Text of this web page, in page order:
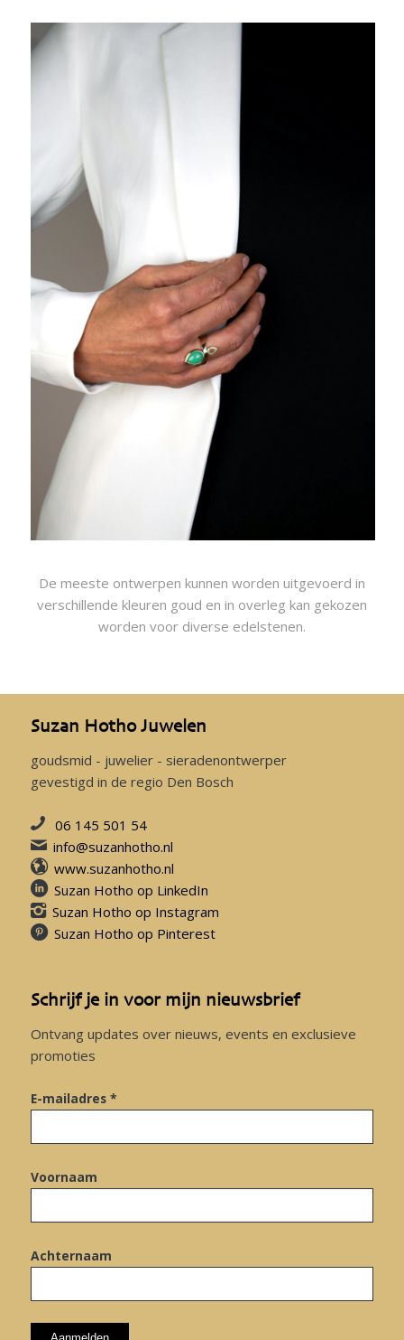
De meeste ontwerpen kunnen worden uitgevoerd in
verschillende kleuren goud en in overleg kan gekozen
worden voor diverse edelstenen.
Suzan Hotho Juwelen
goudsmid - juwelier - sieradenontwerper
gevestigd in de regio Den Bosch
06 145 501 54
info@suzanhotho.nl
www.suzanhotho.nl
Suzan Hotho op LinkedIn
Suzan Hotho op Instagram
Suzan Hotho op Pinterest
Schrijf je in voor mijn nieuwsbrief
Ontvang updates over nieuws, events en exclusieve
promoties
E-mailadres *
Voornaam
Achternaam